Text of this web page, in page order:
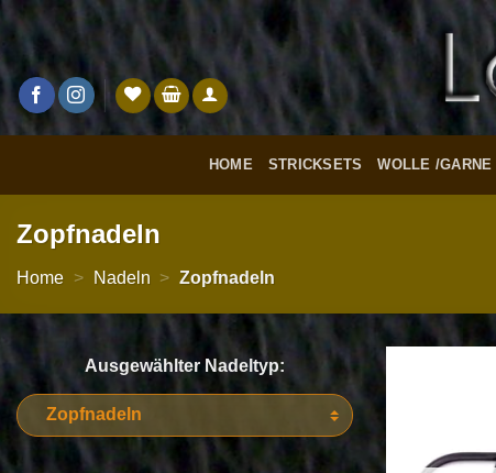
springen
HOME STRICKSETS WOLLE /GARNE
Zopfnadeln
Home > Nadeln > Zopfnadeln
Ausgewählter Nadeltyp: